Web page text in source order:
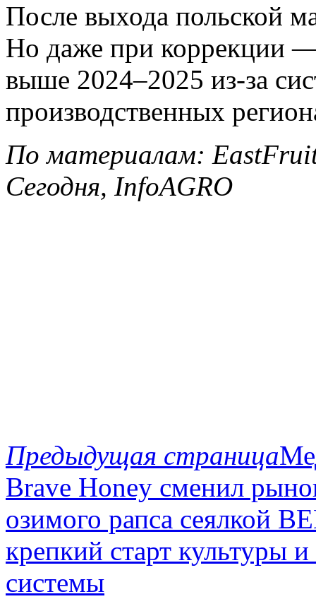
После выхода польской
Но даже при коррекции —
выше 2024–2025 из-за
производственных
По материалам:
Сегодня, InfoAGRO
Предыдущая страница
Brave Honey сменил
озимого рапса сеялкой
крепкий старт культуры
системы